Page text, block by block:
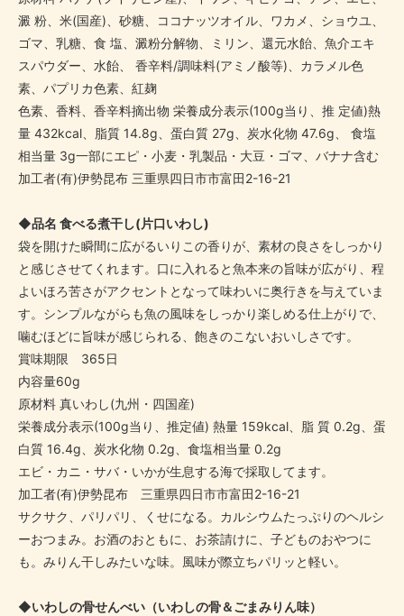
澱 粉、米(国産)、砂糖、ココナッツオイル、ワカメ、ショウユ、
ゴマ、乳糖、食 塩、澱粉分解物、ミリン、還元水飴、魚介エキ
スパウダー、水飴、 香辛料/調味料(アミノ酸等)、カラメル色
素、パプリカ色素、紅麹
色素、香料、香辛料摘出物 栄養成分表示(100g当り、推 定値)熱
量 432kcal、脂質 14.8g、蛋白質 27g、炭水化物 47.6g、 食塩
相当量 3g一部にエピ・小麦・乳製品・大豆・ゴマ、バナナ含む
加工者(有)伊勢昆布 三重県四日市市富田2-16-21
◆品名 食べる煮干し(片口いわし)
袋を開けた瞬間に広がるいりこの香りが、素材の良さをしっかり
と感じさせてくれます。口に入れると魚本来の旨味が広がり、程
よいほろ苦さがアクセントとなって味わいに奥行きを与えていま
す。シンプルながらも魚の風味をしっかり楽しめる仕上がりで、
噛むほどに旨味が感じられる、飽きのこないおいしさです。
賞味期限 365日
内容量60g
原材料 真いわし(九州・四国産)
栄養成分表示(100g当り、推定値) 熱量 159kcal、脂 質 0.2g、蛋
白質 16.4g、炭水化物 0.2g、食塩相当量 0.2g
エビ・カニ・サバ・いかが生息する海で採取してます。
加工者(有)伊勢昆布 三重県四日市市富田2-16-21
サクサク、パリパリ、くせになる。カルシウムたっぷりのヘルシ
ーおつまみ。お酒のおともに、お茶請けに、子どものおやつに
も。みりん干しみたいな味。風味が際立ちパリッと軽い。
◆いわしの骨せんべい（いわしの骨＆ごまみりん味）